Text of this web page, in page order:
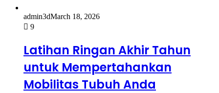
admin3dMarch 18, 2026
9
Latihan Ringan Akhir Tahun
untuk Mempertahankan
Mobilitas Tubuh Anda